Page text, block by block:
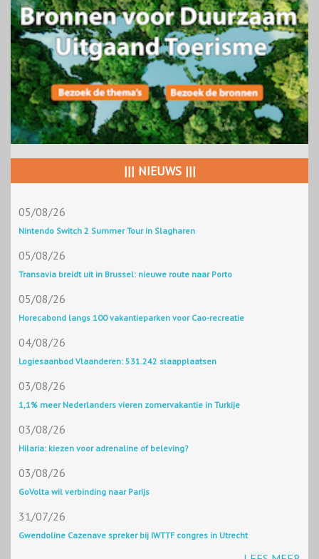
||| NIEUWS |||
05/08/26
Nintendo Switch 2 Summer Tour in Slagharen
05/08/26
Transavia breidt uit in Brussel: nieuwe route naar Porto
05/08/26
Horecabond langs 100 vakantieparken voor Cao-recreatie
04/08/26
Logiesaanbod Vlaanderen: 531.242 slaapplaatsen
03/08/26
1,1% meer Nederlanders vieren zomervakantie in Turkije
03/08/26
Hilaria: kiezen voor adrenaline of beleving?
03/08/26
GoVolta wil verbinding naar Parijs
31/07/26
Gwendoline Cazenave spreker bij IWTTF congres in Utrecht